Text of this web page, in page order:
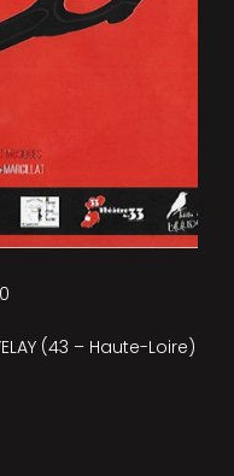
(43 – Haute-Loire)